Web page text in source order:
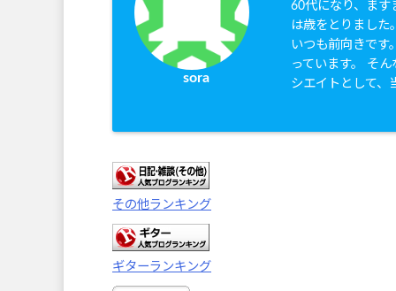
sora
60代になり、ます
は歳をとりました
いつも前向きです
っています。 そ
シエイトとして、
その他ランキング
ギターランキング